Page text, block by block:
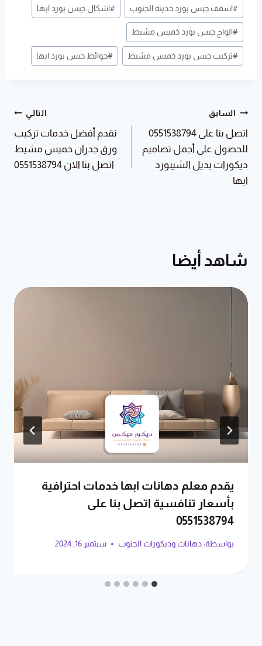
المقال:
#اسقف جبس بورد حديثة الجنوب #اشكال جبس بورد ابها
# الواح جبس بورد خميس مشيط
#تركيب جبس بورد خميس مشيط #حوائط جبس بورد ابها
تصفّح
المقالات
السابق
اتصل بنا على 0551538794
للحصول على أجمل تصاميم
ديكورات بديل الشيبورد
ابها
التالي
نقدم أفضل خدمات تركيب
ورق جدران خميس مشيط
اتصل بنا الان 0551538794
شاهد أيضا
يقدم معلم دهانات ابها خدمات احترافية
بأسعار تنافسية اتصل بنا على
0551538794
بواسطة: دهانات وديكورات الجنوب سبتمبر 16, 2024